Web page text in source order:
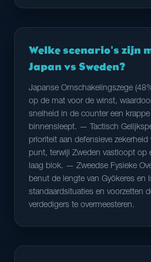
Welke scenario's zijn
Japan vs Sweden?
Japanse Omschakelingszege
op de mat voor de winst,
snelheid in de counter een
binnensleept. — Tactisch
prioriteit aan defensieve
punt, terwijl Zweden vastloopt op
laag blok. — Zweedse Fysieke
benut de lengte van Gyökeres en
standaardsituaties en voorzetten
verdedigers te overmeesteren.